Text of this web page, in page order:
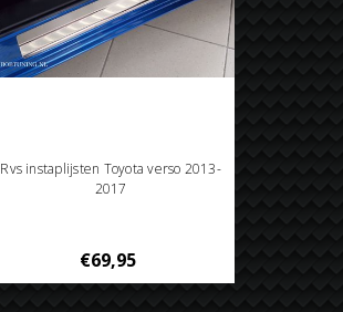
Rvs instaplijsten Toyota verso 2013-
2017
€69,95